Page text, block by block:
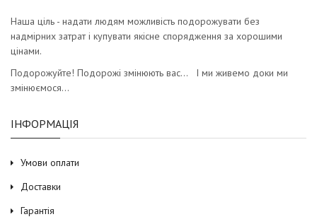
Наша ціль - надати людям можливість подорожувати без
надмірних затрат і купувати якісне спорядження за хорошими
цінами.
Подорожуйте! Подорожі змінюють вас… І ми живемо доки ми
змінюємося…
ІНФОРМАЦІЯ
Умови оплати
Доставки
Гарантія